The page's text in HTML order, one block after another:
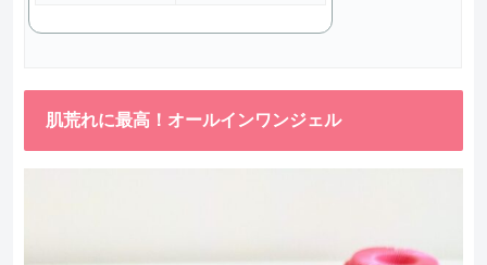
肌荒れに最高！オールインワンジェル